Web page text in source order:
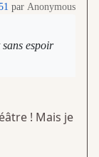
par Anonymous
espoir
! Mais je